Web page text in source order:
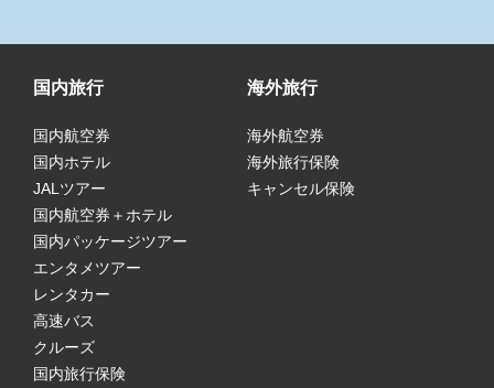
国内旅行
国内航空券
国内ホテル
JALツアー
国内航空券＋ホテル
国内パッケージツアー
エンタメツアー
レンタカー
高速バス
クルーズ
国内旅行保険
海外旅行
海外航空券
海外旅行保険
キャンセル保険